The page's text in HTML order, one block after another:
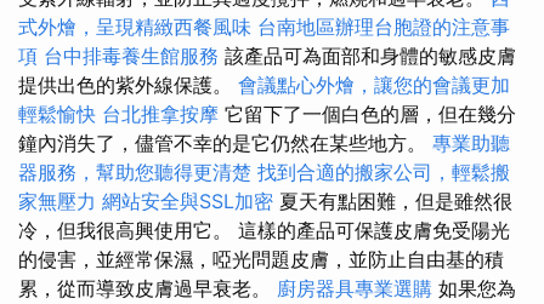
式外燴，呈現精緻西餐風味 台南地區辦理台胞證的注意事
項 台中排毒養生館服務 該產品可為面部和身體的敏感皮膚
提供出色的紫外線保護。 會議點心外燴，讓您的會議更加
輕鬆愉快 台北推拿按摩 它留下了一個白色的層，但在幾分
鐘內消失了，儘管不幸的是它仍然在某些地方。 專業助聽
器服務，幫助您聽得更清楚 找到合適的搬家公司，輕鬆搬
家無壓力 網站安全與SSL加密 夏天有點困難，但是雖然很
冷，但我很高興使用它。 這樣的產品可保護皮膚免受陽光
的侵害，並經常保濕，啞光問題皮膚，並防止自由基的積
累，從而導致皮膚過早衰老。 廚房器具專業選購 如果您為